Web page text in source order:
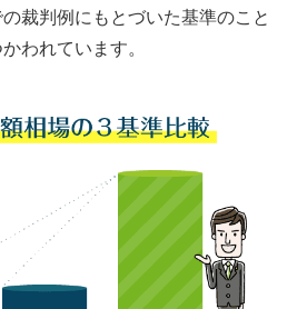
裁判例にもとづいた基準のこと
われています。